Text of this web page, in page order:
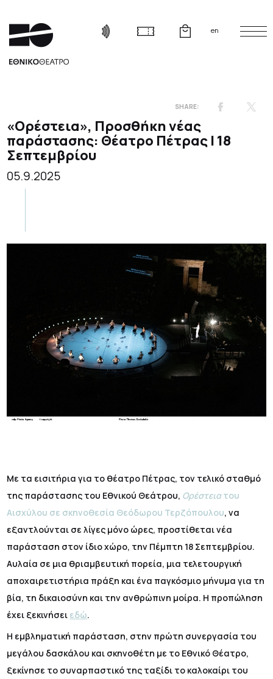
en
«Ορέστεια», Προσθήκη νέας
παράστασης: Θέατρο Πέτρας | 18
Σεπτεμβρίου
05.9.2025
Με τα εισιτήρια για το θέατρο Πέτρας, τον τελικό σταθμό
της παράστασης του Εθνικού Θεάτρου, Ορέστειατου
Αισχύλου σε σκηνοθεσία Θεόδωρου Τερζόπουλου, να
εξαντλούνται σε λίγες μόνο ώρες, προστίθεται νέα
παράσταση στον ίδιο χώρο, την Πέμπτη 18 Σεπτεμβρίου.
Αυλαία σε μια θριαμβευτική πορεία, μια τελετουργική
αποχαιρετιστήρια πράξη και ένα παγκόσμιο μήνυμα για τη
βία, τη δικαιοσύνη και την ανθρώπινη μοίρα. Η προπώληση
έχει ξεκινήσει εδώ.
Η εμβληματική παράσταση, στην πρώτη συνεργασία του
μεγάλου δασκάλου και σκηνοθέτη με το Εθνικό Θέατρο,
ξεκίνησε το συναρπαστικό της ταξίδι το καλοκαίρι του